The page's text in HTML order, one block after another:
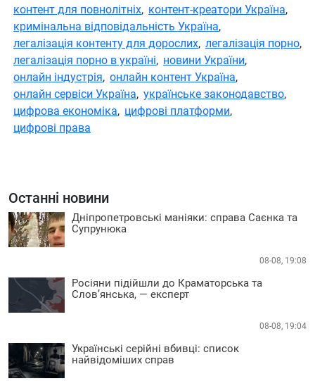
контент для повнолітніх, контент-креатори Україна,
кримінальна відповідальність Україна,
легалізація контенту для дорослих, легалізація порно,
легалізація порно в україні, новини України,
онлайн індустрія, онлайн контент Україна,
онлайн сервіси Україна, українське законодавство,
цифрова економіка, цифрові платформи,
цифрові права
Останні новини
Дніпропетровські маніяки: справа Саєнка та
Супрунюка
08-08, 19:08
Росіяни підійшли до Краматорська та
Слов’янська, — експерт
08-08, 19:04
Українські серійні вбивці: список
найвідоміших справ